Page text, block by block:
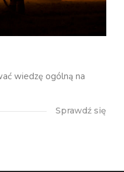
wiedzę ogólną na
Sprawdź się